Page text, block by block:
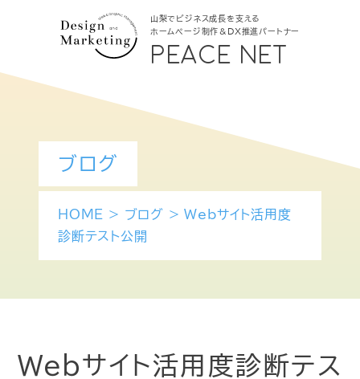
PEACE NET
山梨でビジネス成長を支える
ホームページ制作＆DX推進パートナー
ブログ
HOME > ブログ >Webサイト活用度
診断テスト公開
Webサイト活用度診断テス